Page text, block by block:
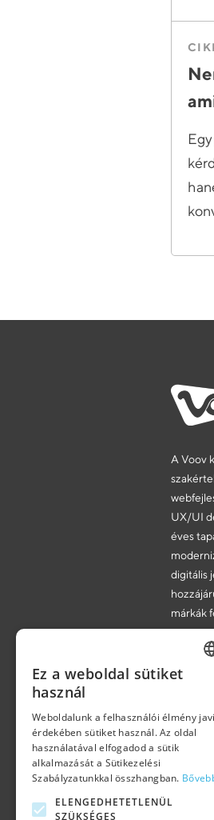
A Voov
UX/UI
éves
digitális
márkák
9400
Ez a weboldal sütiket
használ
Weboldalunk a felhasználói élmény
érdekében sütiket használ. Az oldal
használatával elfogadod a sütik
alkalmazását a Sütikezelési
Szabályzatunkkal összhangban.
ELENGEDHETETLENÜL
SZÜKSÉGES